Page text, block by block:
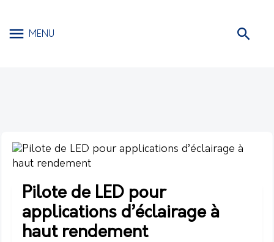
MENU
Pilote de LED pour
applications d’éclairage à
haut rendement